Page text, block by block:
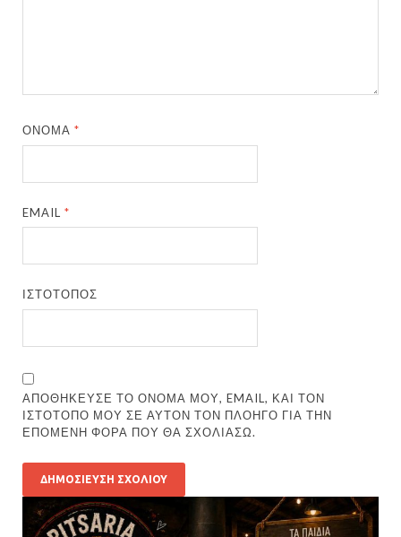
ΌΝΟΜΑ*
EMAIL*
ΙΣΤΌΤΟΠΟΣ
ΑΠΟΘΉΚΕΥΣΕ ΤΟ ΌΝΟΜΆ ΜΟΥ, EMAIL, ΚΑΙ ΤΟΝ
ΙΣΤΌΤΟΠΟ ΜΟΥ ΣΕ ΑΥΤΌΝ ΤΟΝ ΠΛΟΗΓΌ ΓΙΑ ΤΗΝ
ΕΠΌΜΕΝΗ ΦΟΡΆ ΠΟΥ ΘΑ ΣΧΟΛΙΆΣΩ.